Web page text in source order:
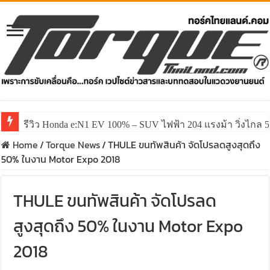
รีวิว Honda e:N1 EV 100% – SUV ไฟฟ้า 204 แรงม้า วิ่งไกล
รีวิว ลองขับ All New GWM HAVAL H6 ปรับโฉมหน้าใหม่
Home/Torque News/THULE ขนทัพสินค้า จัดโปรลดสูงสุดถึง
50% ในงาน Motor Expo 2018
THULE ขนทัพสินค้า จัดโปรลด
สูงสุดถึง 50% ในงาน Motor Expo
2018